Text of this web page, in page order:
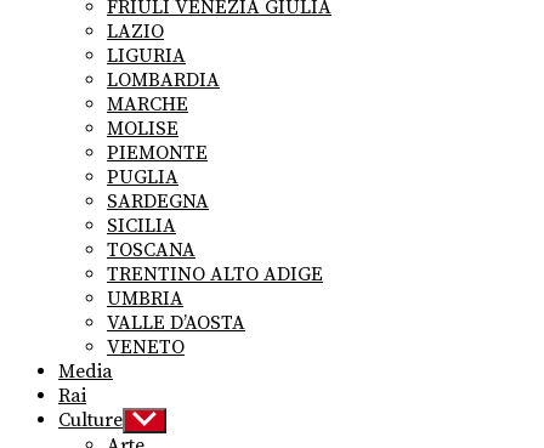
FRIULI VENEZIA GIULIA
LAZIO
LIGURIA
LOMBARDIA
MARCHE
MOLISE
PIEMONTE
PUGLIA
SARDEGNA
SICILIA
TOSCANA
TRENTINO ALTO ADIGE
UMBRIA
VALLE D’AOSTA
VENETO
Media
Rai
Culture Show
sub